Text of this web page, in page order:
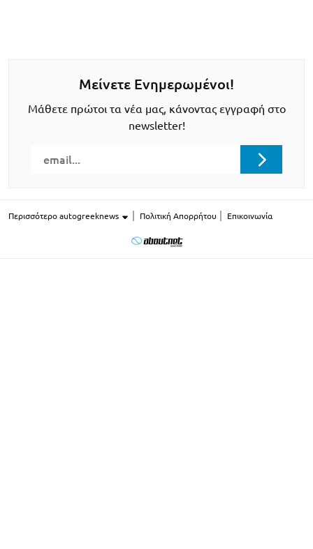
Μείνετε Ενημερωμένοι!
Μάθετε πρώτοι τα νέα μας, κάνοντας εγγραφή στο
newsletter!
Περισσότερο autogreeknews Πολιτική Απορρήτου Επικοινωνία